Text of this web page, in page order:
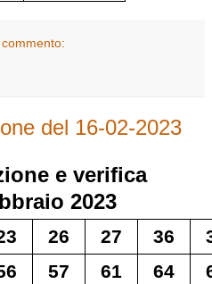
del 16-02-2023
e verifica
2023
26 27 36
57 61 64